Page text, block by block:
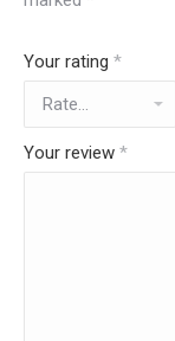
Your rating *
Your review *